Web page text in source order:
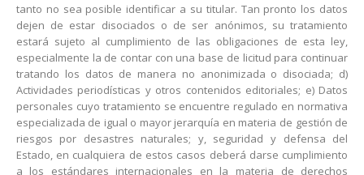
tanto no sea posible identificar a su titular. Tan pronto los datos
dejen de estar disociados o de ser anónimos, su tratamiento
estará sujeto al cumplimiento de las obligaciones de esta ley,
especialmente la de contar con una base de licitud para continuar
tratando los datos de manera no anonimizada o disociada; d)
Actividades periodísticas y otros contenidos editoriales; e) Datos
personales cuyo tratamiento se encuentre regulado en normativa
especializada de igual o mayor jerarquía en materia de gestión de
riesgos por desastres naturales; y, seguridad y defensa del
Estado, en cualquiera de estos casos deberá darse cumplimiento
a los estándares internacionales en la materia de derechos